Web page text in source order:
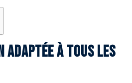
adaptée à tous les